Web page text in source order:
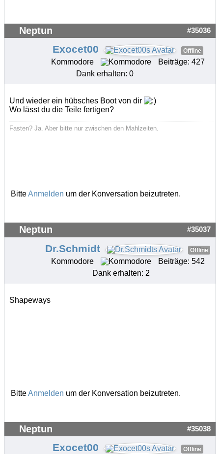
Neptun #35036
Exocet00 Offline
Kommodore
Beiträge: 427
Dank erhalten: 0
Und wieder ein hübsches Boot von dir
Wo lässt du die Teile fertigen?
Fasten? Ja. Aber bitte nur zwischen den Mahlzeiten.
BitteAnmelden um der Konversation beizutreten.
Neptun #35037
Dr.Schmidt Offline
Kommodore
Beiträge: 542
Dank erhalten: 2
Shapeways
BitteAnmelden um der Konversation beizutreten.
Neptun #35038
Exocet00 Offline